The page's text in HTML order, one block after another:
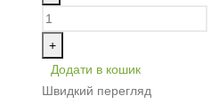
+
Додати в кошик
Швидкий перегляд